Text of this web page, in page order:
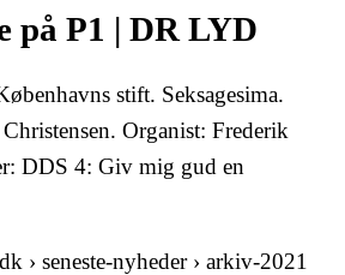
på P1 | DR LYD
stift. Seksagesima.
Organist: Frederik
DDS 4: Giv mig gud en
› seneste-nyheder › arkiv-2021